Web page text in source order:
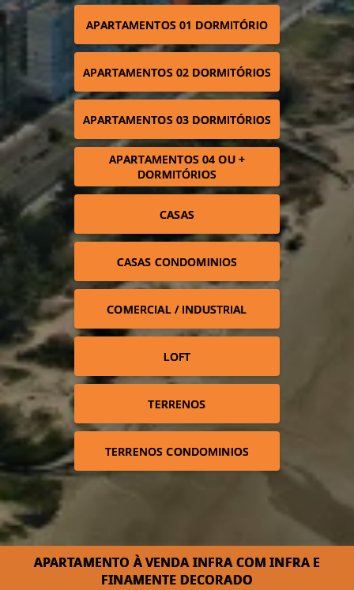
APARTAMENTOS 01 DORMITÓRIO
APARTAMENTOS 02 DORMITÓRIOS
APARTAMENTOS 03 DORMITÓRIOS
APARTAMENTOS 04 OU +
DORMITÓRIOS
CASAS
CASAS CONDOMINIOS
COMERCIAL / INDUSTRIAL
LOFT
TERRENOS
TERRENOS CONDOMINIOS
APARTAMENTO À VENDA INFRA COM INFRA E
FINAMENTE DECORADO